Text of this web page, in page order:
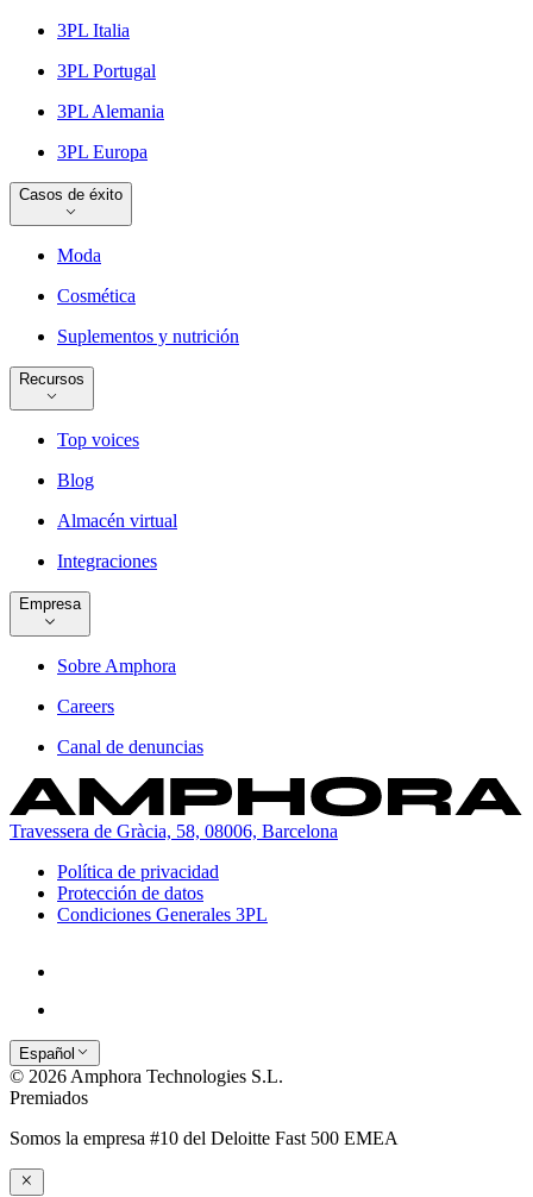
3PL Italia
3PL Portugal
3PL Alemania
3PL Europa
Casos de éxito
Moda
Cosmética
Suplementos y nutrición
Recursos
Top voices
Blog
Almacén virtual
Integraciones
Empresa
Sobre Amphora
Careers
Canal de denuncias
Travessera de Gràcia, 58, 08006, Barcelona
Política de privacidad
Protección de datos
Condiciones Generales 3PL
Español
© 2026 Amphora Technologies S.L.
Premiados
Somos la empresa #10 del Deloitte Fast 500 EMEA